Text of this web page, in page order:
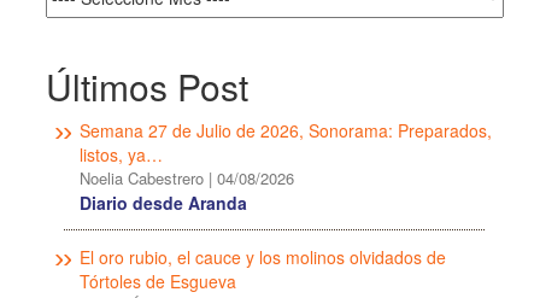
Últimos Post
Semana 27 de Julio de 2026, Sonorama: Preparados,
listos, ya…
Noelia Cabestrero | 04/08/2026
Diario desde Aranda
El oro rubio, el cauce y los molinos olvidados de
Tórtoles de Esgueva